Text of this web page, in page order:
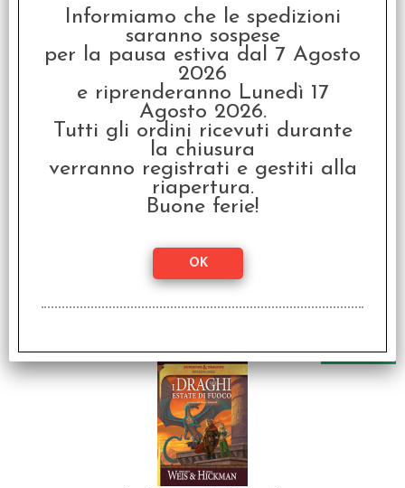
Destino dei Gemelli
€ 16,00
€ 12,80
Dragonlance Vol.1 - La
Seconda Generazione
€ 16,00
SCONTO 20%
Informiamo che le spedizioni
saranno sospese
per la pausa estiva dal 7 Agosto
2026
e riprenderanno Lunedì 17
Agosto 2026.
Tutti gli ordini ricevuti durante
la chiusura
verranno registrati e gestiti alla
riapertura.
Buone ferie!